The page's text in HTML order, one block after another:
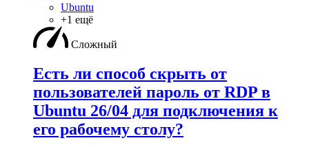
Ubuntu
+1 ещё
Сложный
Есть ли способ скрыть от
пользователей пароль от RDP в
Ubuntu 26/04 для подключения к
его рабочему столу?